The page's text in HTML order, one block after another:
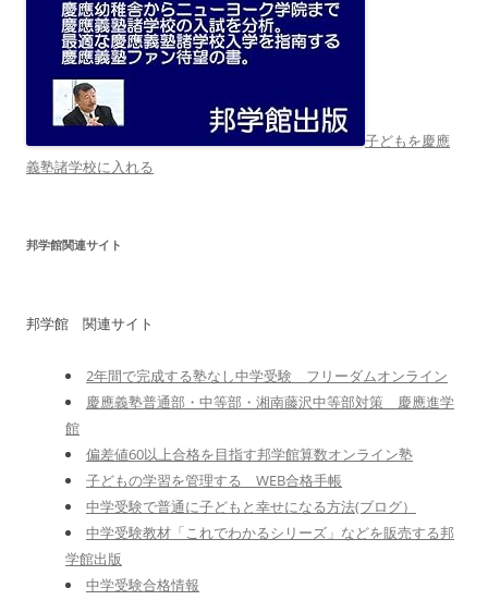
子どもを慶應
義塾諸学校に入れる
邦学館関連サイト
邦学館 関連サイト
2年間で完成する塾なし中学受験 フリーダムオンライン
慶應義塾普通部・中等部・湘南藤沢中等部対策 慶應進学
館
偏差値60以上合格を目指す邦学館算数オンライン塾
子どもの学習を管理する WEB合格手帳
中学受験で普通に子どもと幸せになる方法(ブログ）
中学受験教材「これでわかるシリーズ」などを販売する邦
学館出版
中学受験合格情報